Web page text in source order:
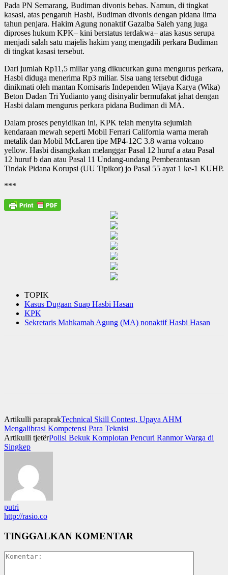
Pada PN Semarang, Budiman divonis bebas. Namun, di tingkat
kasasi, atas pengaruh Hasbi, Budiman divonis dengan pidana lima
tahun penjara. Hakim Agung nonaktif Gazalba Saleh yang juga
diproses hukum KPK– kini berstatus terdakwa– atas kasus serupa
menjadi salah satu majelis hakim yang mengadili perkara Budiman
di tingkat kasasi tersebut.
Dari jumlah Rp11,5 miliar yang dikucurkan guna mengurus perkara,
Hasbi diduga menerima Rp3 miliar. Sisa uang tersebut diduga
dinikmati oleh mantan Komisaris Independen Wijaya Karya (Wika)
Beton Dadan Tri Yudianto yang disinyalir bermufakat jahat dengan
Hasbi dalam mengurus perkara pidana Budiman di MA.
Dalam proses penyidikan ini, KPK telah menyita sejumlah
kendaraan mewah seperti Mobil Ferrari California warna merah
metalik dan Mobil McLaren tipe MP4-12C 3.8 warna volcano
yellow. Hasbi disangkakan melanggar Pasal 12 huruf a atau Pasal
12 huruf b dan atau Pasal 11 Undang-undang Pemberantasan
Tindak Pidana Korupsi (UU Tipikor) jo Pasal 55 ayat 1 ke-1 KUHP.
***
TOPIK
Kasus Dugaan Suap Hasbi Hasan
KPK
Sekretaris Mahkamah Agung (MA) nonaktif Hasbi Hasan
Artikulli paraprakTechnical Skill Contest, Upaya AHM
Mengalibrasi Kompetensi Para Teknisi
Artikulli tjetërPolisi Bekuk Komplotan Pencuri Ranmor Warga di
Singkep
putri
http://rasio.co
TINGGALKAN KOMENTAR